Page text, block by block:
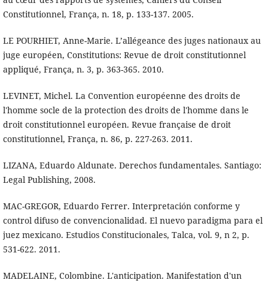
Constitutionnel, França, n. 18, p. 133-137. 2005.
LE POURHIET, Anne-Marie. L’allégeance des juges nationaux au
juge européen, Constitutions: Revue de droit constitutionnel
appliqué, França, n. 3, p. 363-365. 2010.
LEVINET, Michel. La Convention européenne des droits de
l'homme socle de la protection des droits de l'homme dans le
droit constitutionnel européen. Revue française de droit
constitutionnel, França, n. 86, p. 227-263. 2011.
LIZANA, Eduardo Aldunate. Derechos fundamentales. Santiago:
Legal Publishing, 2008.
MAC-GREGOR, Eduardo Ferrer. Interpretación conforme y
control difuso de convencionalidad. El nuevo paradigma para el
juez mexicano. Estudios Constitucionales, Talca, vol. 9, n 2, p.
531-622. 2011.
MADELAINE, Colombine. L'anticipation. Manifestation d'un